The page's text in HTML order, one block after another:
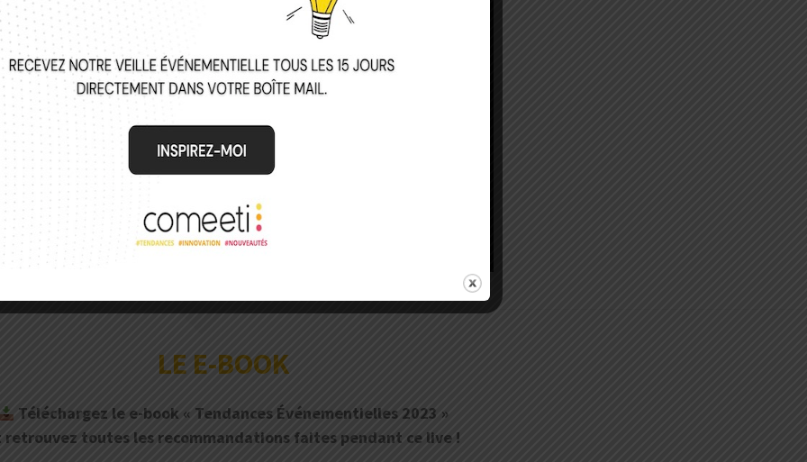
LE E-BOOK
Téléchargez le e-book « Tendances Événementielles 2023 »
retrouvez toutes les recommandations faites pendant ce live !